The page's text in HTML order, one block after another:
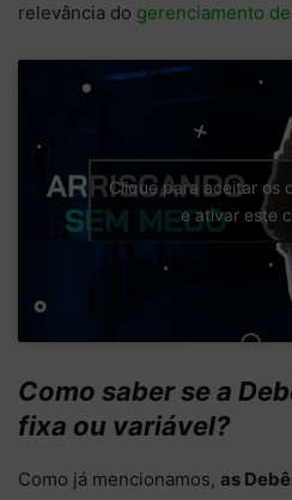
relevância do gerenciamento
Clique para aceitar os
e ativar este
Como saber se a
fixa ou variável?
Como já mencionamos, as